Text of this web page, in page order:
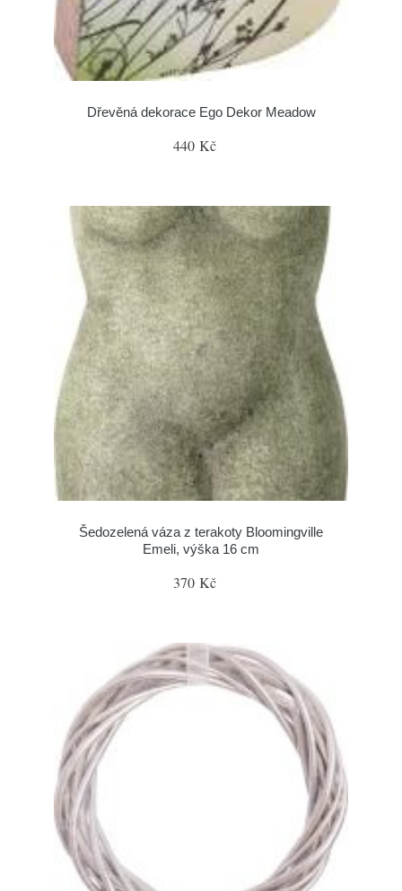
Dřevěná dekorace Ego Dekor Meadow
440 Kč
Šedozelená váza z terakoty Bloomingville
Emeli, výška 16 cm
370 Kč